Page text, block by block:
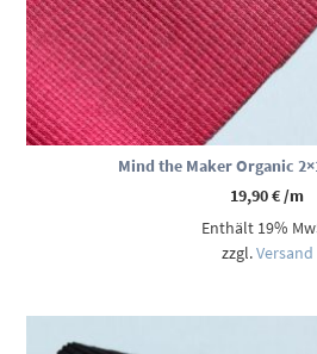
Mind the Maker Organic
19,90€/m
Enthält 19%
zzgl.Versand